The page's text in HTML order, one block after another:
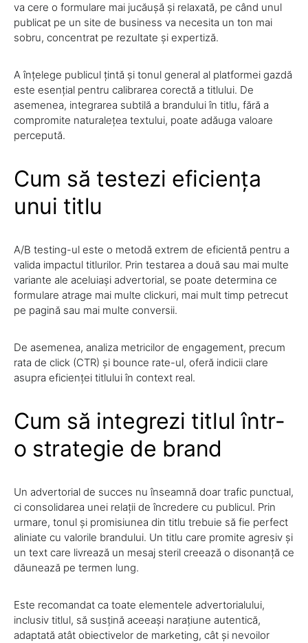
va cere o formulare mai jucăușă și relaxată, pe când unul
publicat pe un site de business va necesita un ton mai
sobru, concentrat pe rezultate și expertiză.
A înțelege publicul țintă și tonul general al platformei gazdă
este esențial pentru calibrarea corectă a titlului. De
asemenea, integrarea subtilă a brandului în titlu, fără a
compromite naturalețea textului, poate adăuga valoare
percepută.
Cum să testezi eficiența
unui titlu
A/B testing-ul este o metodă extrem de eficientă pentru a
valida impactul titlurilor. Prin testarea a două sau mai multe
variante ale aceluiași advertorial, se poate determina ce
formulare atrage mai multe clickuri, mai mult timp petrecut
pe pagină sau mai multe conversii.
De asemenea, analiza metricilor de engagement, precum
rata de click (CTR) și bounce rate-ul, oferă indicii clare
asupra eficienței titlului în context real.
Cum să integrezi titlul într-
o strategie de brand
Un advertorial de succes nu înseamnă doar trafic punctual,
ci consolidarea unei relații de încredere cu publicul. Prin
urmare, tonul și promisiunea din titlu trebuie să fie perfect
aliniate cu valorile brandului. Un titlu care promite agresiv și
un text care livrează un mesaj steril creează o disonanță ce
dăunează pe termen lung.
Este recomandat ca toate elementele advertorialului,
inclusiv titlul, să susțină aceeași narațiune autentică,
adaptată atât obiectivelor de marketing, cât și nevoilor